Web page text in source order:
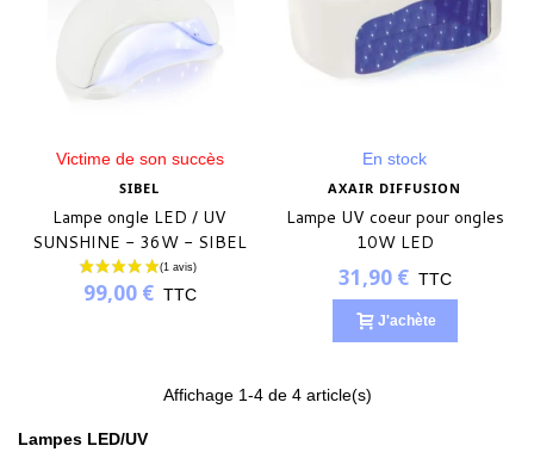
Victime de son succès
SIBEL
Lampe ongle LED / UV
SUNSHINE - 36W - SIBEL
99,00 € TTC
En stock
AXAIR DIFFUSION
Lampe UV coeur pour ongles
10W LED
31,90 € TTC
J'achète
Affichage 1-4 de 4 article(s)
Lampes LED/UV